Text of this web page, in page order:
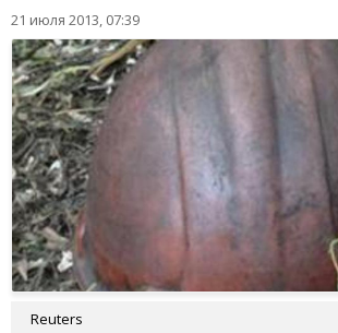
21 июля 2013, 07:39
Reuters